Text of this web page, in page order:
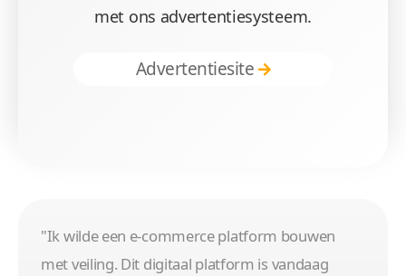
met ons advertentiesysteem.
Advertentiesite
"Ik wilde een e-commerce platform bouwen
met veiling. Dit digitaal platform is vandaag